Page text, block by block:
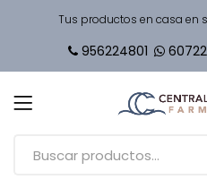
Tus productos en casa en
956224801